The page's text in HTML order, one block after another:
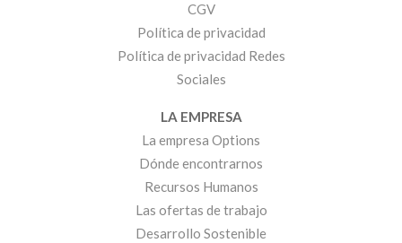
CGV
Política de privacidad
Política de privacidad Redes
Sociales
LA EMPRESA
La empresa Options
Dónde encontrarnos
Recursos Humanos
Las ofertas de trabajo
Desarrollo Sostenible